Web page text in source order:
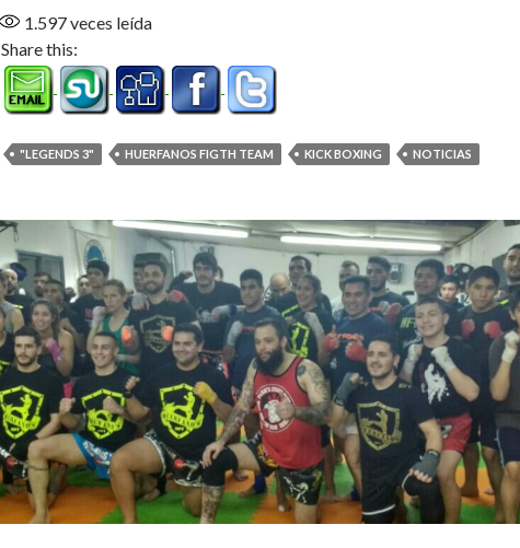
1.597veces leída
Share this:
"LEGENDS 3" HUERFANOS FIGTH TEAM KICK BOXING NOTICIAS